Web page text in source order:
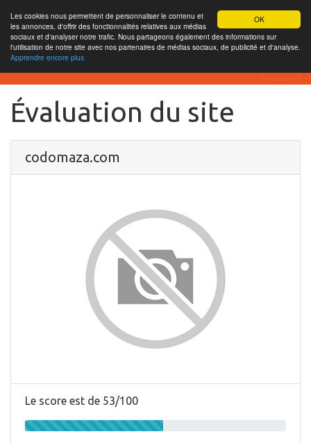
OK
Les cookies nous permettent de personnaliser le contenu et
les annonces, d'offrir des fonctionnalités relatives aux médias
sociaux et d'analyser notre trafic. Nous partageons également des informations sur
l'utilisation de notre site avec nos partenaires de médias sociaux, de publicité et d'analyse.
Apprendre encore plus
SEO Analytics
Évaluation du site
codomaza.com
Le score est de 53/100